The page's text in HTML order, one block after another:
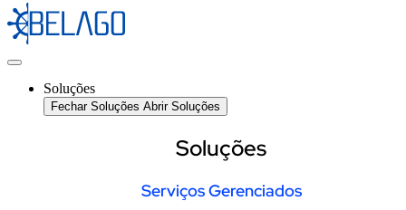
Soluções
Fechar Soluções Abrir Soluções
Soluções
Serviços Gerenciados